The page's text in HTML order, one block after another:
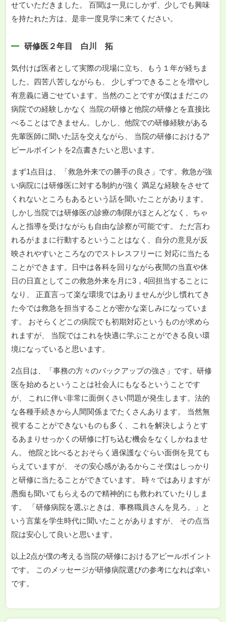
せていただきました。 百聞は一見にしかず、少しでも興味
を持たれた方は、是非一度見学に来てください。
研修医２年目 白川 拓
気付けば医者として実際の現場に立ち、もう１年が経ちま
した。四苦八苦しながらも、 少しずつできることを増やし
有意義に過ごせています。当然のことですが僕はまだこの
病院での経験しかなく 当院の研修と他院の研修とを直接比
べることはできません。しかし、他院での研修経験がある
先輩医師に聞いた話を交えながら、 当院の研修におけるア
ピールポイントを2点書きたいと思います。
まず1点目は、「救急外来での勝手の良さ」です。救急が強
い病院には研修医に対する制約が強く 満足な経験をさせて
くれないところもあるという話を聞いたことがあります。
しかし当院では研修医の診療の制限がほとんどなく、ちゃ
んと指導を受けながらも自由な診察が可能です。 ただ言わ
れるがままに行動するということはなく、自分の意見が反
映されやすいところなのでストレスフリーに 対応に当たる
ことができます。日中は各科を回りながら夜間の当直や休
日の日直としてこの救急外来を月に3，4回担当することに
なり、 正直言って楽な環境ではありませんが少し慣れてき
た今では救急を担当することが密かな楽しみになっていま
す。 おそらくどこの病院でも初期対応というものが求めら
れますが、 当院ではこれを快適に学ぶことができる良い環
境になっていると思います。
2点目は、「事務の方々のバックアップの強さ」です。研修
医を始めるということは社会人にもなるということです
が、 これに伴い非常に面倒くさい問題が発生します。法的
な各種手続きから人間関係までたくさんあります。 当然無
視することができないものも多く、これを解決しようとす
るあまりせっかくの研修に打ち込む機会をなくしかねませ
ん。 他院と比べるとおそらく過保護なぐらい面倒を見ても
らえていますが、 その安心感があるからこそ僕はしっかり
と研修に当たることができています。 時々ではありますが
愚痴も聞いてもらえるので精神的にも救われていたりしま
す。 「研修病院を選ぶときは、事務職員さんを見ろ。」と
いう言葉を学生時代に聞いたことがありますが、 その点当
院は安心して良いと思います。
以上2点が僕の考える当院の研修におけるアピールポイント
です。 このメッセージが研修病院選びの参考になれば幸い
です。